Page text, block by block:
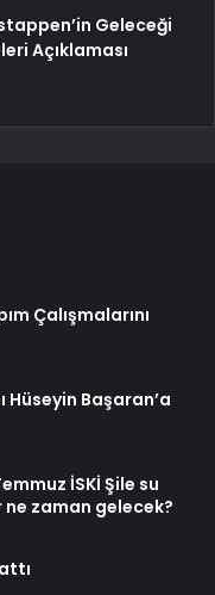
Geleceği
Açıklaması
Çalışmalarını
Başaran’a
İSKİ Şile su
zaman gelecek?